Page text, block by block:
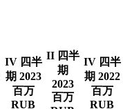
IV 四半
期 2023
百万
RUB
II 四半
期
2023
百万
IV 四半
期 2022
百万
RUB